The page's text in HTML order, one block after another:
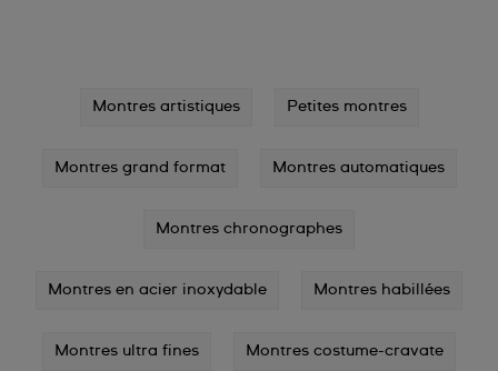
Montres artistiques Petites montres
Montres grand format Montres automatiques
Montres chronographes
Montres en acier inoxydable Montres habillées
Montres ultra fines Montres costume-cravate